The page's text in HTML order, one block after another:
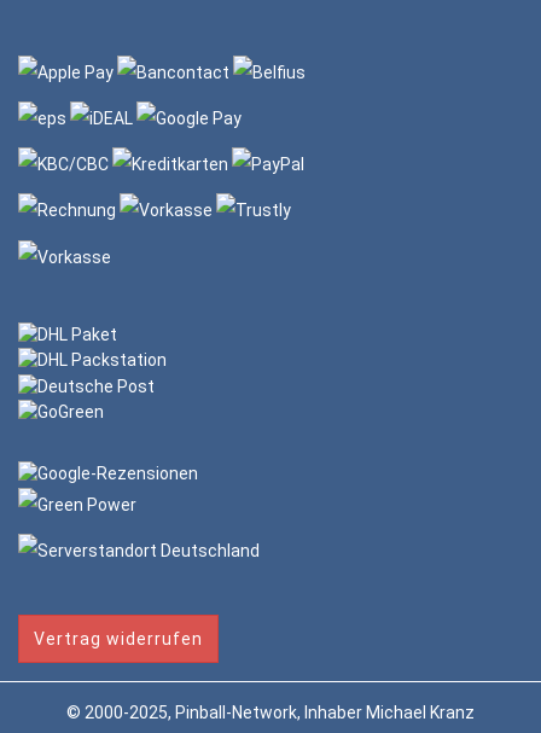
Vertrag widerrufen
© 2000-2025, Pinball-Network, Inhaber Michael Kranz